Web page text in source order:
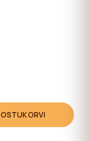
OSTUKORVI